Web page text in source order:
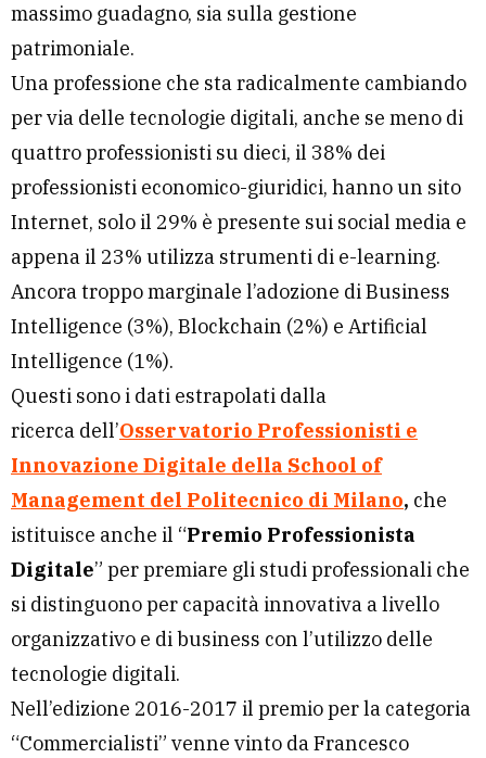
massimo guadagno, sia sulla gestione
patrimoniale.
Una professione che sta radicalmente cambiando
per via delle tecnologie digitali, anche se meno di
quattro professionisti su dieci, il 38% dei
professionisti economico-giuridici, hanno un sito
Internet, solo il 29% è presente sui social media e
appena il 23% utilizza strumenti di e-learning.
Ancora troppo marginale l’adozione di Business
Intelligence (3%), Blockchain (2%) e Artificial
Intelligence (1%).
Questi sono i dati estrapolati dalla
ricerca dell’Osservatorio Professionisti e
Innovazione Digitale della School of
Management del Politecnico di Milano, che
istituisce anche il “Premio Professionista
Digitale” per premiare gli studi professionali che
si distinguono per capacità innovativa a livello
organizzativo e di business con l’utilizzo delle
tecnologie digitali.
Nell’edizione 2016-2017 il premio per la categoria
“Commercialisti” venne vinto da Francesco